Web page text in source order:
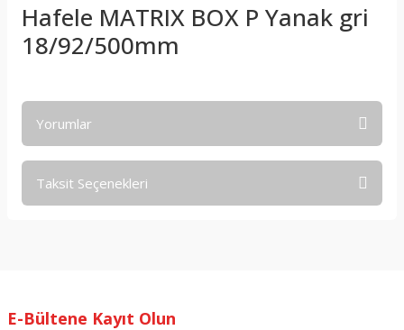
Hafele MATRIX BOX P Yanak gri
18/92/500mm
Yorumlar
Taksit Seçenekleri
E-Bültene Kayıt Olun